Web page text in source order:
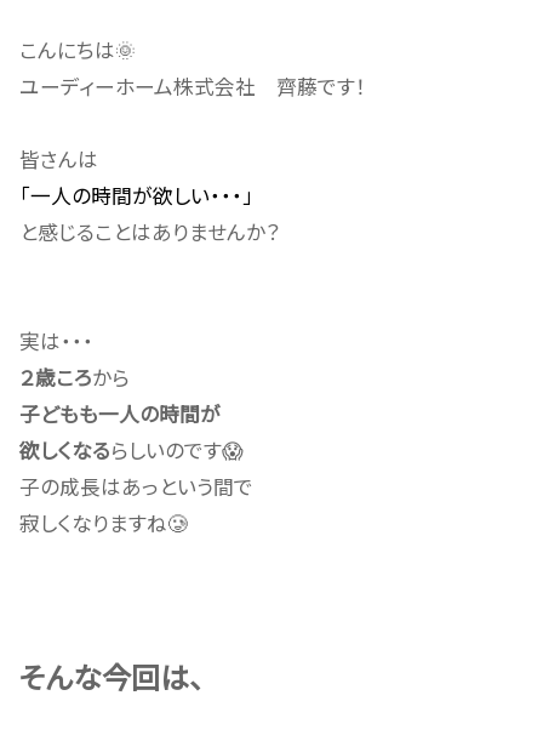
こんにちは🌞
ユーディーホーム株式会社 齊藤です！
皆さんは
「一人の時間が欲しい・・・」
と感じることはありませんか？
実は・・・
２歳ころから
子どもも一人の時間が
欲しくなるらしいのです😱
子の成長はあっという間で
寂しくなりますね🥲
そんな今回は、